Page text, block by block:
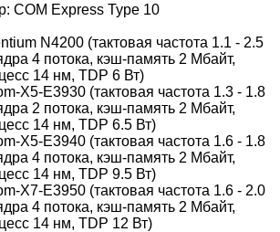
COM Express Type 10
N4200 (тактовая частота 1.1 - 2.5
4 потока, кэш-память 2 Мбайт,
14 нм, TDP 6 Вт)
X5-E3930 (тактовая частота 1.3 - 1.8
2 потока, кэш-память 2 Мбайт,
14 нм, TDP 6.5 Вт)
X5-E3940 (тактовая частота 1.6 - 1.8
4 потока, кэш-память 2 Мбайт,
14 нм, TDP 9.5 Вт)
X7-E3950 (тактовая частота 1.6 - 2.0
4 потока, кэш-память 2 Мбайт,
14 нм, TDP 12 Вт)